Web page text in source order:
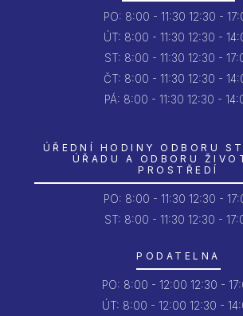
PO: 8:00 - 11:30 12:30 -
ÚT: 8:00 - 11:30 12:30 -
ST: 8:00 - 11:30 12:30 -
ČT: 8:00 - 11:30 12:30 -
PÁ: 8:00 - 11:30 12:30 -
ÚŘEDNÍ HODINY ODBORU
ÚŘADU A ODBORU
PROSTŘEDÍ
PO: 8:00 - 11:30 12:30 -
ST: 8:00 - 11:30 12:30 -
PODATELNA
PO: 8:00 - 12:00 12:30 -
ÚT: 8:00 - 12:00 12:30 -